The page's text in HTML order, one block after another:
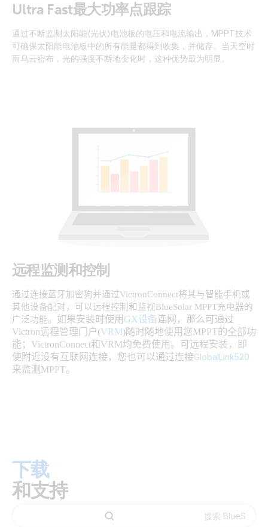
Ultra Fast最大功率点跟踪
通过不断监测太阳能(光伏)电池板的电压和电流输出，MPPT技术
可确保太阳能电池板中的所有能量都得到收集，并储存。当天空时
而乌云密布，光的强度不断地变化时，这种优势最为明显。
远程监测和控制
通过连接蓝牙加密狗并通过VictronConnect将其与智能手机或
其他设备配对 ， 可以远程控制和监视BlueSolar MPPT充电器的
广泛功能。 如果安装时使用 GX设备连网，那么可通过
Victron远程管理门户(VRM)随时随地使用您MPPT的全部功
能； VictronConnect和 VRM均免费使用。 可远程安装，即
使附近没有互联网连接，您也可以通过连接GlobalLink520
来监测 MPPT。
下载
和支持